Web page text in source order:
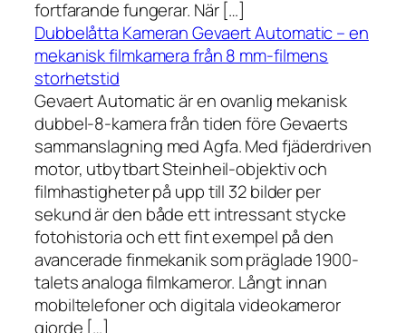
fortfarande fungerar. När […]
Dubbelåtta Kameran Gevaert Automatic – en
mekanisk filmkamera från 8 mm-filmens
storhetstid
Gevaert Automatic är en ovanlig mekanisk
dubbel-8-kamera från tiden före Gevaerts
sammanslagning med Agfa. Med fjäderdriven
motor, utbytbart Steinheil-objektiv och
filmhastigheter på upp till 32 bilder per
sekund är den både ett intressant stycke
fotohistoria och ett fint exempel på den
avancerade finmekanik som präglade 1900-
talets analoga filmkameror. Långt innan
mobiltelefoner och digitala videokameror
gjorde […]